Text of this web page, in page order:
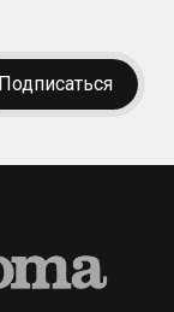
Подписаться